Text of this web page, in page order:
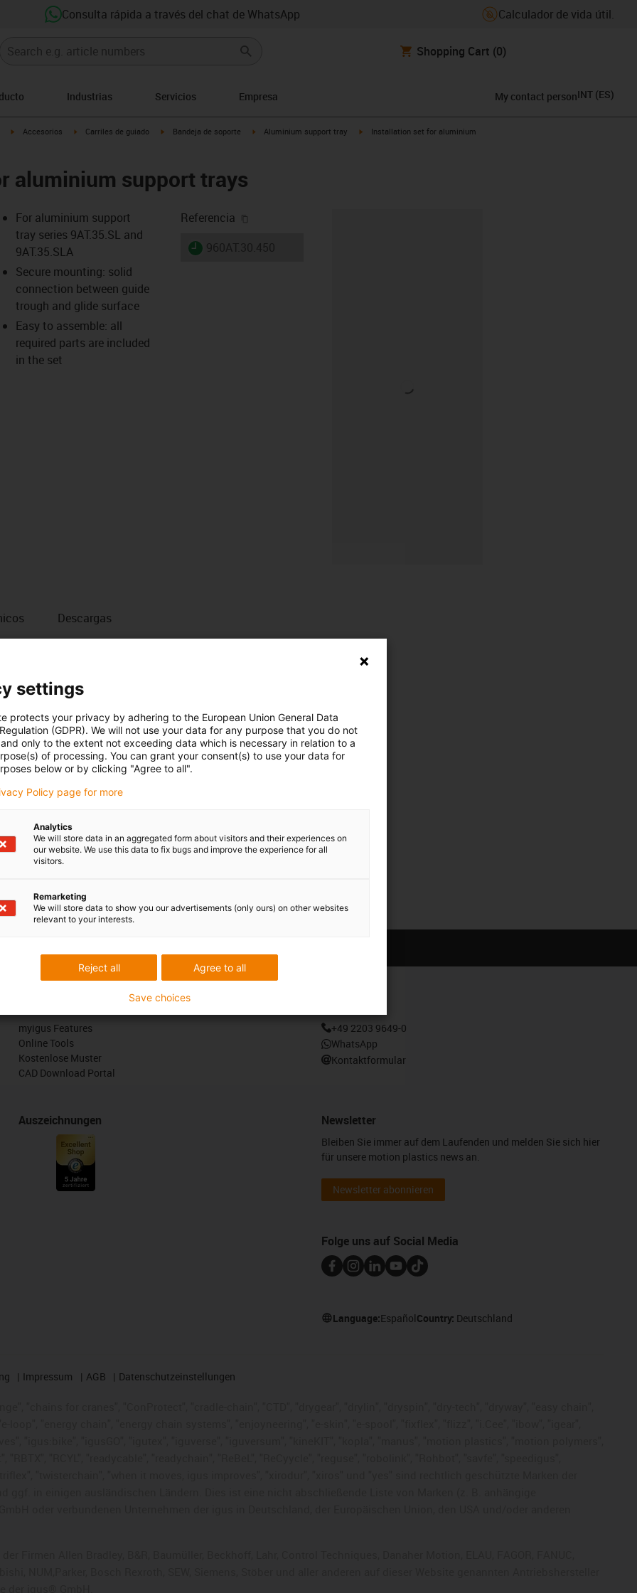
Consulta rápida a través del chat de WhatsApp Calculador de vida útil.
Shopping Cart (0)
Industrias Servicios Empresa My contact personINT (ES)
igus-icon-arrow-right
Accesorios igus-icon-arrow-right
Carriles de guiado igus-icon-arrow-right
Bandeja de soporte igus-icon-arrow-right
Aluminium support tray igus-icon-arrow-right
Installation set for aluminium
aluminium support trays
icon-lupe
icon-lupe
For aluminium support
tray series 9AT.35.SL and
9AT.35.SLA
Secure mounting: solid
connection between guide
trough and glide surface
Easy to assemble: all
required parts are included
in the set
Referencia
igus-icon-lieferzeit
Descargas
securely mounting the aluminium support tray. This
required for the strong and exact installation of the
myigus Features
Online Tools
Kostenlose Muster
CAD Download Portal
Auszeichnungen
+49 2203 9649-0
WhatsApp
Kontaktformular
Newsletter
Bleiben Sie immer auf dem Laufenden und melden Sie sich hier
für unsere motion plastics news an.
Newsletter abonnieren
Folge uns auf Social Media
Language:EspañolCountry: Deutschland
Impressum AGB Datenschutzeinstellungen
settings
protects your privacy by adhering to the European Union General Data
(GDPR). We will not use your data for any purpose that you do not
only to the extent not exceeding data which is necessary in relation to a
of processing. You can grant your consent(s) to use your data for
below or by clicking "Agree to all".
Policy page for more
Analytics
We will store data in an aggregated form about visitors and their experiences on
our website. We use this data to fix bugs and improve the experience for all
visitors.
Remarketing
We will store data to show you our advertisements (only ours) on other websites
relevant to your interests.
Agree to all
Reject all
Save choices